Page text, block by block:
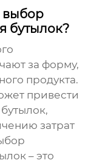
выбор
бутылок?
за форму,
продукта.
привести
затрат
– это